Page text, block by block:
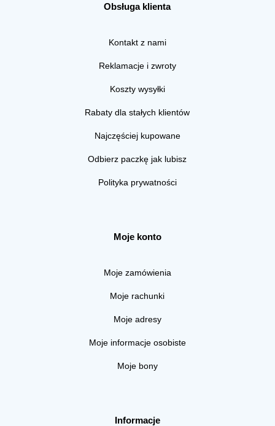
Obsługa klienta
Kontakt z nami
Reklamacje i zwroty
Koszty wysyłki
Rabaty dla stałych klientów
Najczęściej kupowane
Odbierz paczkę jak lubisz
Polityka prywatności
Moje konto
Moje zamówienia
Moje rachunki
Moje adresy
Moje informacje osobiste
Moje bony
Informacje